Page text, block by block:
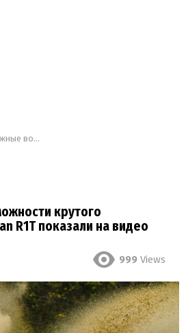
Rivian R1T показали на видео
крутого
R1T показали на видео
999 Views